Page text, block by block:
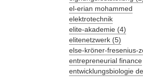
el-erian mohammed
elektrotechnik
elite-akademie (4)
elitenetzwerk (5)
else-kröner-fresenius-
entrepreneurial finance
entwicklungsbiologie